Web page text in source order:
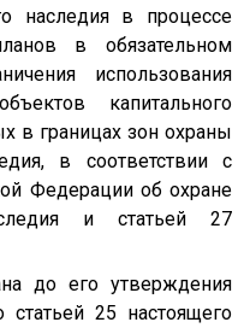
наследия в процессе
в обязательном
использования
капитального
в границах зон охраны
в соответствии с
Федерации об охране
и статьей 27
до его утверждения
статьей 25 настоящего